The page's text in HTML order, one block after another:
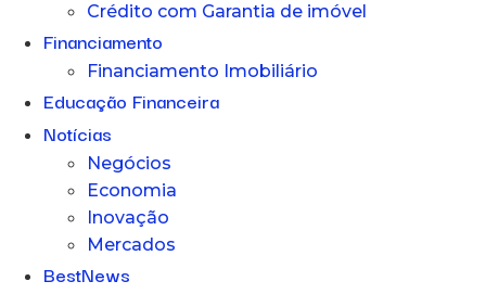
Crédito com Garantia de imóvel
Financiamento
Financiamento Imobiliário
Educação Financeira
Notícias
Negócios
Economia
Inovação
Mercados
BestNews